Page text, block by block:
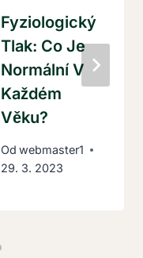
Fyziologický
Tlak: Co Je
Normální V
Každém
Věku?
Od webmaster1
29. 3. 2023